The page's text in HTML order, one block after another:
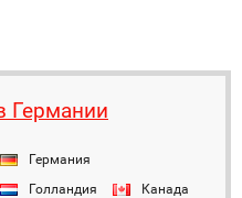
Германии
Германия
Голландия
Канада